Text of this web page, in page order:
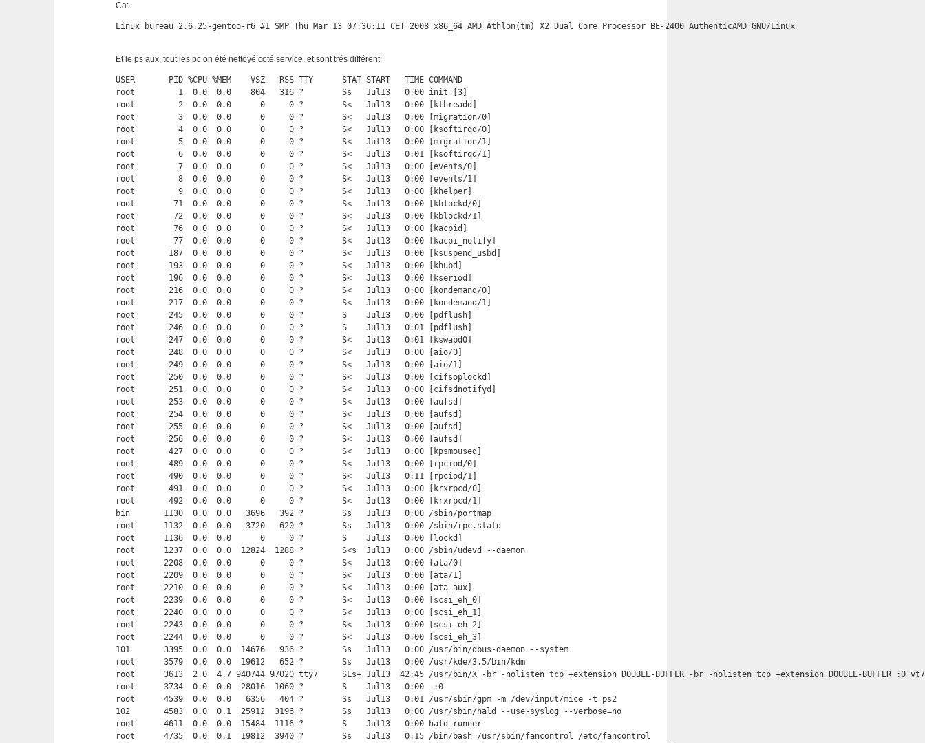
Ca:
Linux bureau 2.6.25-gentoo-r6 #1 SMP Thu Mar 13 07:36:11 CET 2008 x86_64 AMD Athlon(tm) X2 Dual Core Processor BE-2400 AuthenticAMD GNU/Linux
Et le ps aux, tout les pc on été nettoyé coté service, et sont trés différent:
USER       PID %CPU %MEM    VSZ   RSS TTY      STAT START   TIME COMMAND
root         1  0.0  0.0    804   316 ?        Ss   Jul13   0:00 init [3]
root         2  0.0  0.0      0     0 ?        S<   Jul13   0:00 [kthreadd]
root         3  0.0  0.0      0     0 ?        S<   Jul13   0:00 [migration/0]
root         4  0.0  0.0      0     0 ?        S<   Jul13   0:00 [ksoftirqd/0]
root         5  0.0  0.0      0     0 ?        S<   Jul13   0:00 [migration/1]
root         6  0.0  0.0      0     0 ?        S<   Jul13   0:01 [ksoftirqd/1]
root         7  0.0  0.0      0     0 ?        S<   Jul13   0:00 [events/0]
root         8  0.0  0.0      0     0 ?        S<   Jul13   0:00 [events/1]
root         9  0.0  0.0      0     0 ?        S<   Jul13   0:00 [khelper]
root        71  0.0  0.0      0     0 ?        S<   Jul13   0:00 [kblockd/0]
root        72  0.0  0.0      0     0 ?        S<   Jul13   0:00 [kblockd/1]
root        76  0.0  0.0      0     0 ?        S<   Jul13   0:00 [kacpid]
root        77  0.0  0.0      0     0 ?        S<   Jul13   0:00 [kacpi_notify]
root       187  0.0  0.0      0     0 ?        S<   Jul13   0:00 [ksuspend_usbd]
root       193  0.0  0.0      0     0 ?        S<   Jul13   0:00 [khubd]
root       196  0.0  0.0      0     0 ?        S<   Jul13   0:00 [kseriod]
root       216  0.0  0.0      0     0 ?        S<   Jul13   0:00 [kondemand/0]
root       217  0.0  0.0      0     0 ?        S<   Jul13   0:00 [kondemand/1]
root       245  0.0  0.0      0     0 ?        S    Jul13   0:00 [pdflush]
root       246  0.0  0.0      0     0 ?        S    Jul13   0:01 [pdflush]
root       247  0.0  0.0      0     0 ?        S<   Jul13   0:01 [kswapd0]
root       248  0.0  0.0      0     0 ?        S<   Jul13   0:00 [aio/0]
root       249  0.0  0.0      0     0 ?        S<   Jul13   0:00 [aio/1]
root       250  0.0  0.0      0     0 ?        S<   Jul13   0:00 [cifsoplockd]
root       251  0.0  0.0      0     0 ?        S<   Jul13   0:00 [cifsdnotifyd]
root       253  0.0  0.0      0     0 ?        S<   Jul13   0:00 [aufsd]
root       254  0.0  0.0      0     0 ?        S<   Jul13   0:00 [aufsd]
root       255  0.0  0.0      0     0 ?        S<   Jul13   0:00 [aufsd]
root       256  0.0  0.0      0     0 ?        S<   Jul13   0:00 [aufsd]
root       427  0.0  0.0      0     0 ?        S<   Jul13   0:00 [kpsmoused]
root       489  0.0  0.0      0     0 ?        S<   Jul13   0:00 [rpciod/0]
root       490  0.0  0.0      0     0 ?        S<   Jul13   0:11 [rpciod/1]
root       491  0.0  0.0      0     0 ?        S<   Jul13   0:00 [krxrpcd/0]
root       492  0.0  0.0      0     0 ?        S<   Jul13   0:00 [krxrpcd/1]
bin       1130  0.0  0.0   3696   392 ?        Ss   Jul13   0:00 /sbin/portmap
root      1132  0.0  0.0   3720   620 ?        Ss   Jul13   0:00 /sbin/rpc.statd
root      1136  0.0  0.0      0     0 ?        S    Jul13   0:00 [lockd]
root      1237  0.0  0.0  12824  1288 ?        S<s  Jul13   0:00 /sbin/udevd --daemon
root      2208  0.0  0.0      0     0 ?        S<   Jul13   0:00 [ata/0]
root      2209  0.0  0.0      0     0 ?        S<   Jul13   0:00 [ata/1]
root      2210  0.0  0.0      0     0 ?        S<   Jul13   0:00 [ata_aux]
root      2239  0.0  0.0      0     0 ?        S<   Jul13   0:00 [scsi_eh_0]
root      2240  0.0  0.0      0     0 ?        S<   Jul13   0:00 [scsi_eh_1]
root      2243  0.0  0.0      0     0 ?        S<   Jul13   0:00 [scsi_eh_2]
root      2244  0.0  0.0      0     0 ?        S<   Jul13   0:00 [scsi_eh_3]
101       3395  0.0  0.0  14676   936 ?        Ss   Jul13   0:00 /usr/bin/dbus-daemon --system
root      3579  0.0  0.0  19612   652 ?        Ss   Jul13   0:00 /usr/kde/3.5/bin/kdm
root      3613  2.0  4.7 940744 97020 tty7     SLs+ Jul13  42:45 /usr/bin/X -br -nolisten tcp +extension DOUBLE-BUFFER -br -nolisten tcp +extension DOUBLE-BUFFER :0
root      3734  0.0  0.0  28016  1060 ?        S    Jul13   0:00 -:0
root      4539  0.0  0.0   6356   404 ?        Ss   Jul13   0:01 /usr/sbin/gpm -m /dev/input/mice -t ps2
102       4583  0.0  0.1  25912  3196 ?        Ss   Jul13   0:00 /usr/sbin/hald --use-syslog --verbose=no
root      4611  0.0  0.0  15484  1116 ?        S    Jul13   0:00 hald-runner
root      4735  0.0  0.1  19812  3940 ?        Ss   Jul13   0:15 /bin/bash /usr/sbin/fancontrol /etc/fancontrol